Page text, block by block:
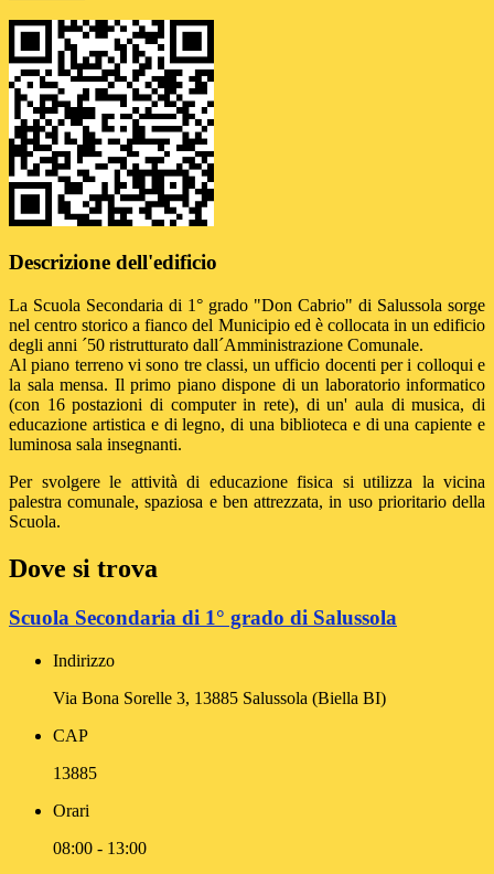
Descrizione dell'edificio
La Scuola Secondaria di 1° grado "Don Cabrio" di Salussola sorge
nel centro storico a fianco del Municipio ed è collocata in un edificio
degli anni ´50 ristrutturato dall´Amministrazione Comunale.
Al piano terreno vi sono tre classi, un ufficio docenti per i colloqui e
la sala mensa. Il primo piano dispone di un laboratorio informatico
(con 16 postazioni di computer in rete), di un' aula di musica, di
educazione artistica e di legno, di una biblioteca e di una capiente e
luminosa sala insegnanti.
Per svolgere le attività di educazione fisica si utilizza la vicina
palestra comunale, spaziosa e ben attrezzata, in uso prioritario della
Scuola.
Dove si trova
Scuola Secondaria di 1° grado di Salussola
Indirizzo
Via Bona Sorelle 3, 13885 Salussola (Biella BI)
CAP
13885
Orari
08:00 - 13:00